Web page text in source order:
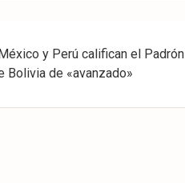
y Perú califican el Padrón
Bolivia de «avanzado»